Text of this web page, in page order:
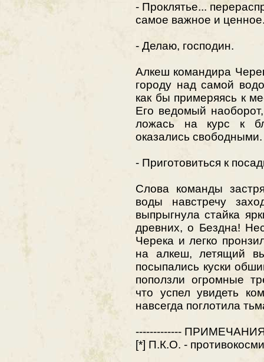
- Проклятье...
самое важное и
- Делаю, господин.
Алкеш командира
городу над самой
как бы примеряясь к
Его ведомый
ложась на курс к
оказались свободными.
- Приготовиться к
Слова команды
воды навстречу
выпрыгнула стайка
древних, о Бездна!
Черека и легко
на алкеш, летящий
посыпались куски
поползли огромные
что успел увидеть
навсегда поглотила
------------- ПРИМЕЧАНИЯ
[*] П.К.О. -